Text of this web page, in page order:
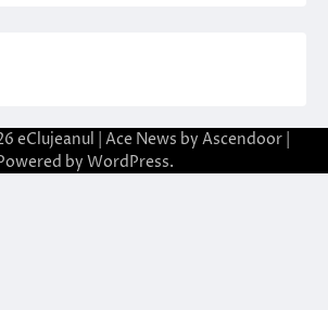
eClujeanul | Ace News by Ascendoor
by WordPress.